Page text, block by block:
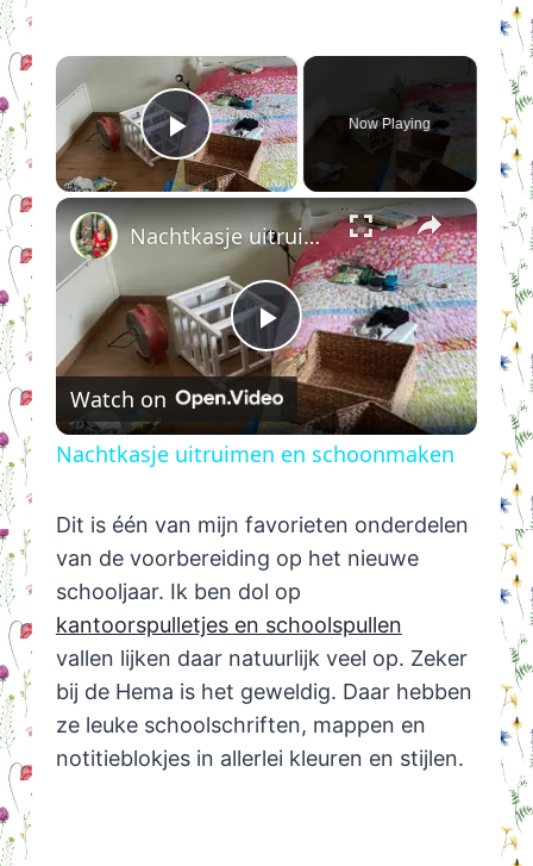
×
Play Video
Now Playing
×
Play
Video
Nachtkasje uitruimen en schoonmaken
Watch on
Nachtkasje uitruimen en schoonmaken
Dit is één van mijn favorieten onderdelen
van de voorbereiding op het nieuwe
schooljaar. Ik ben dol op
kantoorspulletjes en schoolspullen
vallen lijken daar natuurlijk veel op. Zeker
bij de Hema is het geweldig. Daar hebben
ze leuke schoolschriften, mappen en
notitieblokjes in allerlei kleuren en stijlen.